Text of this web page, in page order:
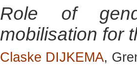
Role of
mobilisation for
Claske DIJKEMA,